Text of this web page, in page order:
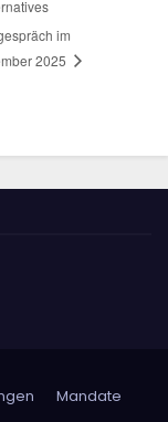
im
2025
Mandate